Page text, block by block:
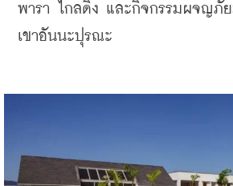
พารา ไกลดิ้ง และกิจกรรมผจญภัย
เขาอันนะปุรณะ